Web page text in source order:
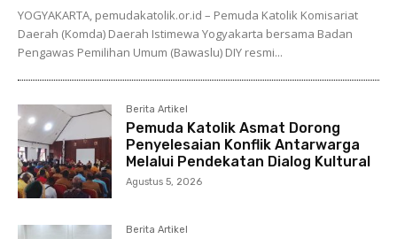
YOGYAKARTA, pemudakatolik.or.id – Pemuda Katolik Komisariat
Daerah (Komda) Daerah Istimewa Yogyakarta bersama Badan
Pengawas Pemilihan Umum (Bawaslu) DIY resmi...
Berita Artikel
Pemuda Katolik Asmat Dorong
Penyelesaian Konflik Antarwarga
Melalui Pendekatan Dialog Kultural
Agustus 5, 2026
Berita Artikel